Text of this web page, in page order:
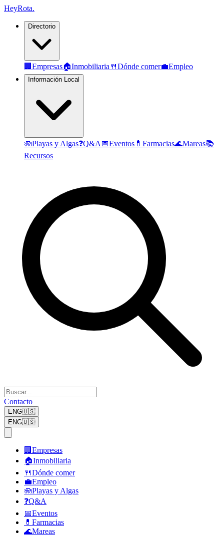
HeyRota.
Directorio
🏢 Empresas🏠Inmobiliaria 🍴Dónde comer💼Empleo
Información Local
🪼Playas y Algas❓Q&A 📅Eventos 💊 Farmacias🌊Mareas📚
Recursos
Contacto
ENG🇺🇸
ENG🇺🇸
🏢 Empresas
🏠Inmobiliaria
🍴Dónde comer
💼Empleo
🪼Playas y Algas
❓Q&A
📅Eventos
💊 Farmacias
🌊Mareas